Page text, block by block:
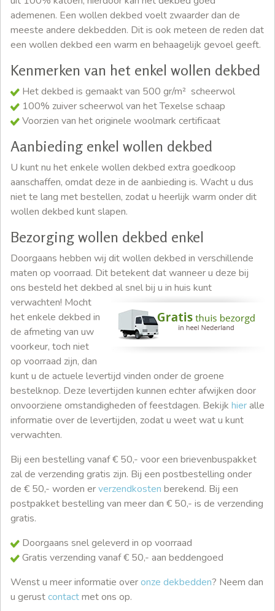
ademenen. Een wollen dekbed voelt zwaarder dan de
meeste andere dekbedden. Dit is ook meteen de reden dat
een wollen dekbed een warm en behaagelijk gevoel geeft.
Kenmerken van het enkel wollen dekbed
Het dekbed is gemaakt van 500 gr/m² scheerwol
100% zuiver scheerwol van het Texelse schaap
Voorzien van het originele woolmark certificaat
Aanbieding enkel wollen dekbed
U kunt nu het enkele wollen dekbed extra goedkoop
aanschaffen, omdat deze in de aanbieding is. Wacht u dus
niet te lang met bestellen, zodat u heerlijk warm onder dit
wollen dekbed kunt slapen.
Bezorging wollen dekbed enkel
Doorgaans hebben wij dit wollen dekbed in verschillende
maten op voorraad. Dit betekent dat wanneer u deze bij
ons besteld het dekbed al snel bij u in huis kunt
verwachten! Mocht
het enkele dekbed in
de afmeting van uw
voorkeur, toch niet
op voorraad zijn, dan
kunt u de actuele levertijd vinden onder de groene
bestelknop. Deze levertijden kunnen echter afwijken door
onvoorziene omstandigheden of feestdagen. Bekijk hieralle
informatie over de levertijden, zodat u weet wat u kunt
verwachten.
Bij een bestelling vanaf € 50,- voor een brievenbuspakket
zal de verzending gratis zijn. Bij een postbestelling onder
de € 50,- worden erverzendkosten berekend. Bij een
postpakket bestelling van meer dan € 50,- is de verzending
gratis.
Doorgaans snel geleverd in op voorraad
Gratis verzending vanaf € 50,- aan beddengoed
Wenst u meer informatie overonze dekbedden? Neem dan
u gerustcontactmet ons op.